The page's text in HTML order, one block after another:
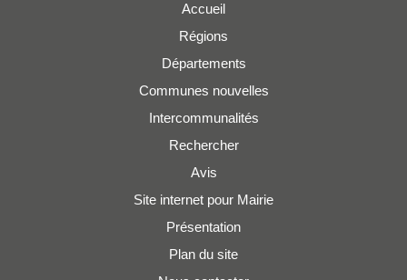
Accueil
Régions
Départements
Communes nouvelles
Intercommunalités
Rechercher
Avis
Site internet pour Mairie
Présentation
Plan du site